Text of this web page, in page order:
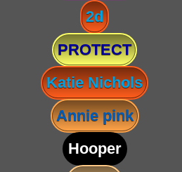
2d
PROTECT
Katie Nichols
Annie pink
Hooper